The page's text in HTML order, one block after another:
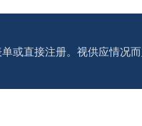
或直接注册。视供应情况而